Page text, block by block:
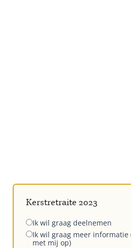
Kerstretraite 2023
Ik wil graag deelnemen
Ik wil graag meer informatie
met mij op)